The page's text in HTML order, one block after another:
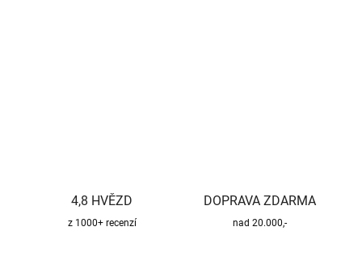
4,8 HVĚZD
z 1000+ recenzí
DOPRAVA ZDARMA
nad 20.000,-